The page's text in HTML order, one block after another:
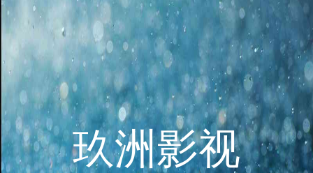
玖洲影视